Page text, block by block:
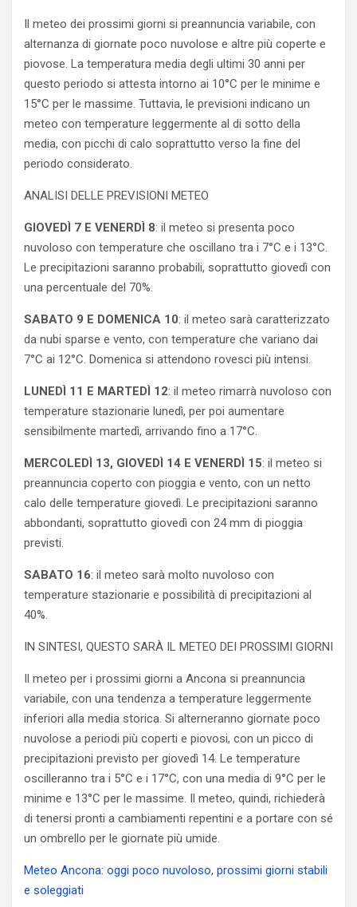
Il meteo dei prossimi giorni si preannuncia variabile, con
alternanza di giornate poco nuvolose e altre più coperte e
piovose. La temperatura media degli ultimi 30 anni per
questo periodo si attesta intorno ai 10°C per le minime e
15°C per le massime. Tuttavia, le previsioni indicano un
meteo con temperature leggermente al di sotto della
media, con picchi di calo soprattutto verso la fine del
periodo considerato.
ANALISI DELLE PREVISIONI METEO
GIOVEDÌ 7 E VENERDÌ 8: il meteo si presenta poco
nuvoloso con temperature che oscillano tra i 7°C e i 13°C.
Le precipitazioni saranno probabili, soprattutto giovedì con
una percentuale del 70%.
SABATO 9 E DOMENICA 10: il meteo sarà caratterizzato
da nubi sparse e vento, con temperature che variano dai
7°C ai 12°C. Domenica si attendono rovesci più intensi.
LUNEDÌ 11 E MARTEDÌ 12: il meteo rimarrà nuvoloso con
temperature stazionarie lunedì, per poi aumentare
sensibilmente martedì, arrivando fino a 17°C.
MERCOLEDÌ 13, GIOVEDÌ 14 E VENERDÌ 15: il meteo si
preannuncia coperto con pioggia e vento, con un netto
calo delle temperature giovedì. Le precipitazioni saranno
abbondanti, soprattutto giovedì con 24 mm di pioggia
previsti.
SABATO 16: il meteo sarà molto nuvoloso con
temperature stazionarie e possibilità di precipitazioni al
40%.
IN SINTESI, QUESTO SARÀ IL METEO DEI PROSSIMI GIORNI
Il meteo per i prossimi giorni a Ancona si preannuncia
variabile, con una tendenza a temperature leggermente
inferiori alla media storica. Si alterneranno giornate poco
nuvolose a periodi più coperti e piovosi, con un picco di
precipitazioni previsto per giovedì 14. Le temperature
oscilleranno tra i 5°C e i 17°C, con una media di 9°C per le
minime e 13°C per le massime. Il meteo, quindi, richiederà
di tenersi pronti a cambiamenti repentini e a portare con sé
un ombrello per le giornate più umide.
Meteo Ancona: oggi poco nuvoloso, prossimi giorni stabili
e soleggiati